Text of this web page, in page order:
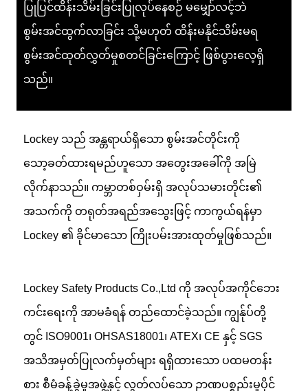
ပြုပြင်ထိန်းသိမ်းခြင်းပြုလုပ်နေစဉ် မမျှော်လင့်ဘဲ
စွမ်းအင်ထွက်လာခြင်း သို့မဟုတ် ထိန်းမနိုင်သိမ်းမရ
စွမ်းအင်ထုတ်လွှတ်မှုစတင်ခြင်းကြောင့် ဖြစ်ပွားလေ့ရှိ
သည်။
Lockey သည် အန္တရာယ်ရှိသော စွမ်းအင်တိုင်းကို
သော့ခတ်ထားရမည်ဟူသော အတွေးအခေါ်ကို အမြဲ
လိုက်နာသည်။ ကမ္ဘာတစ်ဝှမ်းရှိ အလုပ်သမားတိုင်း၏
အသက်ကို တရုတ်အရည်အသွေးဖြင့် ကာကွယ်ရန်မှာ
Lockey ၏ ခိုင်မာသော ကြိုးပမ်းအားထုတ်မှုဖြစ်သည်။
Lockey Safety Products Co.,Ltd ကို အလုပ်အကိုင်ဘေး
ကင်းရေးကို အာမခံရန် တည်ထောင်ခဲ့သည်။ ကျွန်ုပ်တို့
တွင် ISO9001၊ OHSAS18001၊ ATEX၊ CE နှင့် SGS
အသိအမှတ်ပြုလက်မှတ်များ ရရှိထားသော ပထမတန်း
စား စီမံခန့်ခွဲမှုအဖွဲ့နှင့် လွတ်လပ်သော ဉာဏပစ္စည်းမူပိုင်